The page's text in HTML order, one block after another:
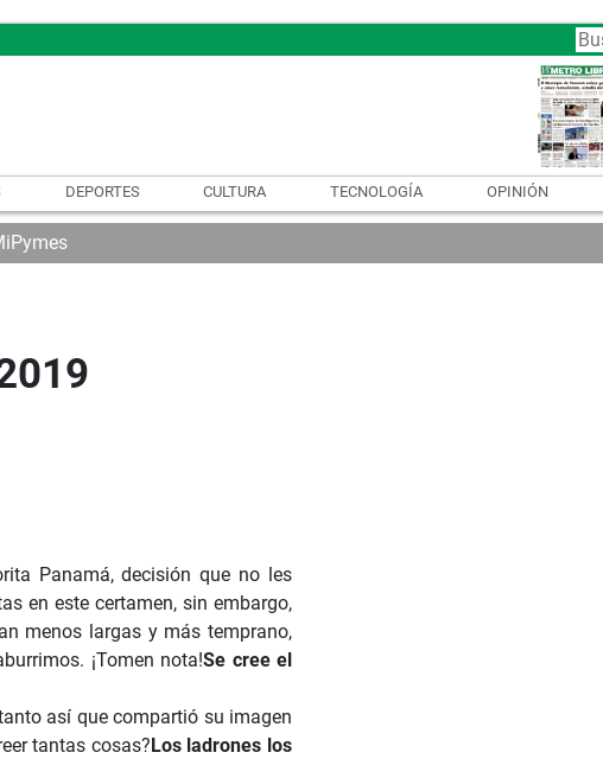
DEPORTES CULTURA TECNOLOGÍA OPINIÓN
Panamá, decisión que no les
en este certamen, sin embargo,
menos largas y más temprano,
¡Tomen nota!Se cree el
así que compartió su imagen
tantas cosas?Los ladrones los